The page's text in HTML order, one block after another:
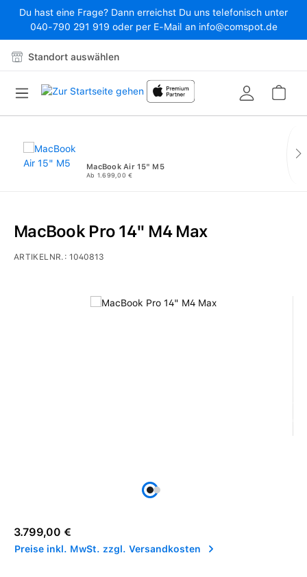
Zum Hauptinhalt springen
Du hast eine Frage? Dann erreichst Du uns telefonisch unter
040-790 291 919 oder per E-Mail an info@comspot.de
Standort auswählen
MacBook Air 15" M5
Ab 1.699,00 €
Bildergalerie überspringen
MacBook Pro 14" M4 Max
ARTIKELNR.:1040813
Regulärer Preis:
3.799,00 €
Preise inkl. MwSt. zzgl. Versandkosten